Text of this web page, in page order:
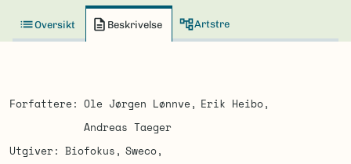
Oversikt Beskrivelse Artstre
Forfattere Ole Jørgen Lønnve
Erik Heibo
Andreas Taeger
Utgiver
Biofokus
Sweco